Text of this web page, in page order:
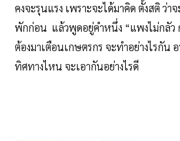
คงจะรุนแรง เพราะจะได้มาคิด ตั้งสติ ว่า
พักก่อน แล้วพูดอยู่คำหนึ่ง “แพงไม่กลัว
ต้องมาเตือนเกษตรกร จะทำอย่างไรกัน
ทิศทางไหน จะเอากันอย่างไรดี